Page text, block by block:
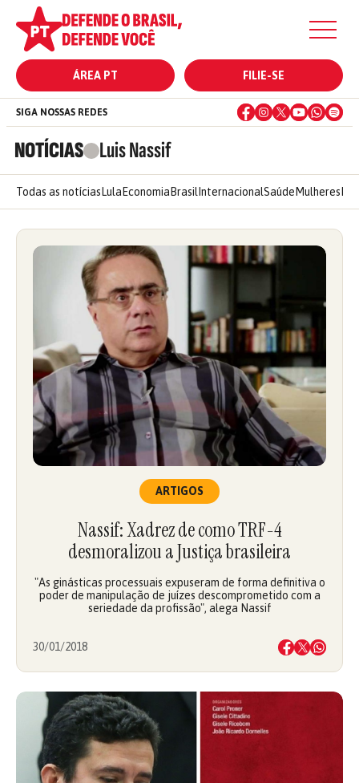
ÁREA PT FILIE-SE
NOTÍCIAS Luis Nassif
SIGA NOSSAS REDES
Todas as notícias Lula Economia Brasil InternacionalSaúde Mulheres
ARTIGOS
Nassif: Xadrez de como TRF-4
desmoralizou a Justiça brasileira
"As ginásticas processuais expuseram de forma definitiva o
poder de manipulação de juízes descomprometido com a
seriedade da profissão", alega Nassif
30/01/2018